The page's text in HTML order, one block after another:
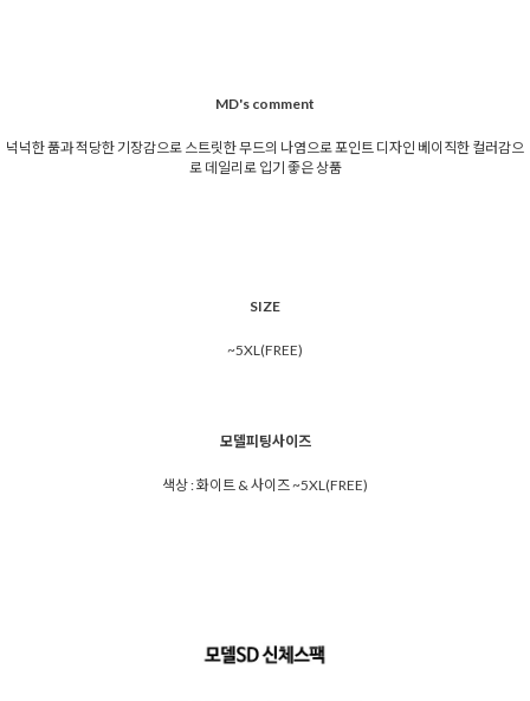
MD's comment
넉넉한 품과 적당한 기장감으로 스트릿한 무드의 나염으로 포인트 디자인 베이직한 컬러감으
로 데일리로 입기 좋은 상품
SIZE
~5XL(FREE)
모델피팅사이즈
색상 : 화이트 & 사이즈 ~5XL(FREE)